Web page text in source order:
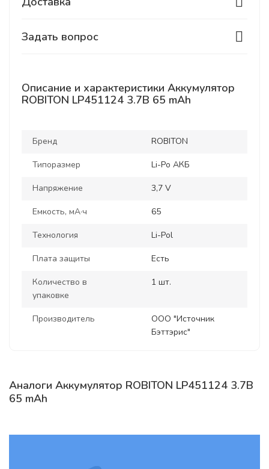
Задать вопрос
Описание и характеристики Аккумулятор
ROBITON LP451124 3.7В 65 mAh
Бренд ROBITON
Типоразмер Li-Po АКБ
Напряжение 3,7 V
Емкость, мА·ч 65
Технология Li-Pol
Плата защиты Есть
Количество в
упаковке
1 шт.
Производитель
ООО "Источник
Бэттэрис"
Аналоги Аккумулятор ROBITON LP451124 3.7В
65 mAh